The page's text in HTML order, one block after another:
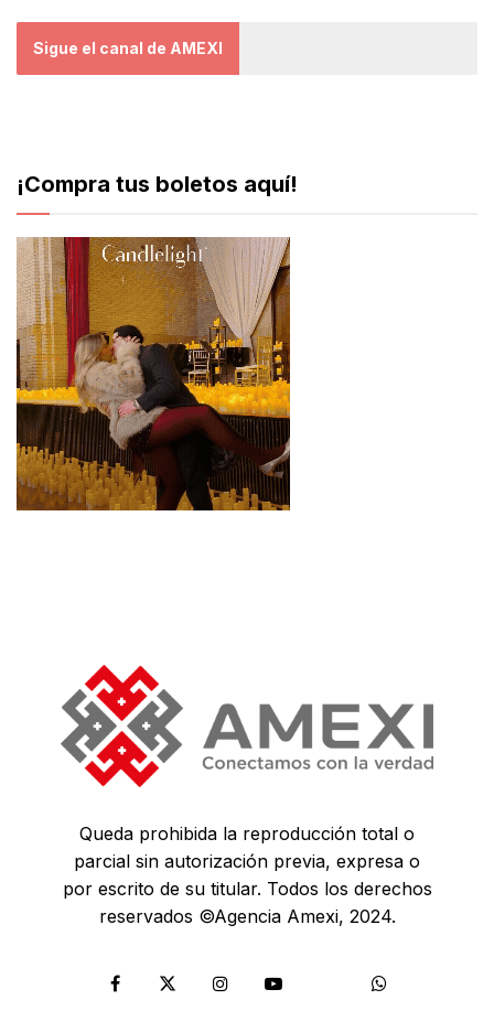
Sigue el canal de AMEXI
¡Compra tus boletos aquí!
Queda prohibida la reproducción total o
parcial sin autorización previa, expresa o
por escrito de su titular. Todos los derechos
reservados ©Agencia Amexi, 2024.